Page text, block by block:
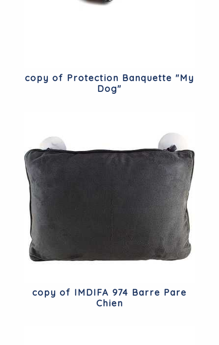
copy of Protection Banquette "My
Dog"
copy of IMDIFA 974 Barre Pare
Chien